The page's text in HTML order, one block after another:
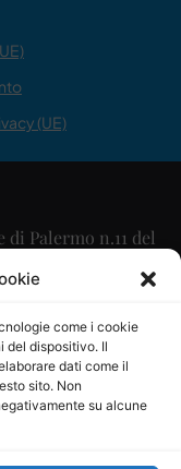
come i cookie
del dispositivo. Il
dati come il
sito. Non
su alcune
(UE)
Palermo n.11 del
Scaglione
Calabrese